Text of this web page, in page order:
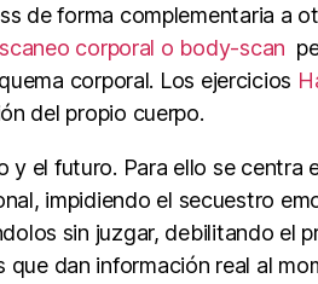
de forma complementaria a
corporal o body-scan
corporal. Los ejercicios
del propio cuerpo.
el futuro. Para ello se centra
impidiendo el secuestro
sin juzgar, debilitando el
dan información real al